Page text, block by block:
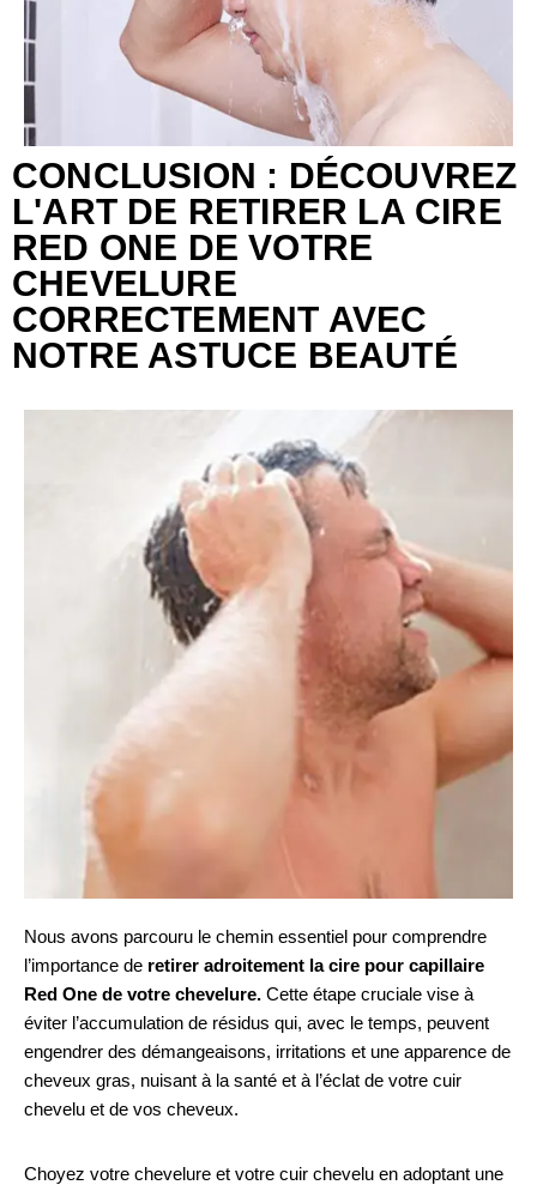
CONCLUSION : DÉCOUVREZ
L'ART DE RETIRER LA CIRE
RED ONE DE VOTRE
CHEVELURE
CORRECTEMENT AVEC
NOTRE ASTUCE BEAUTÉ
Nous avons parcouru le chemin essentiel pour comprendre
l’importance de retirer adroitement la cire pour capillaire
Red One de votre chevelure. Cette étape cruciale vise à
éviter l’accumulation de résidus qui, avec le temps, peuvent
engendrer des démangeaisons, irritations et une apparence de
cheveux gras, nuisant à la santé et à l’éclat de votre cuir
chevelu et de vos cheveux.
Choyez votre chevelure et votre cuir chevelu en adoptant une